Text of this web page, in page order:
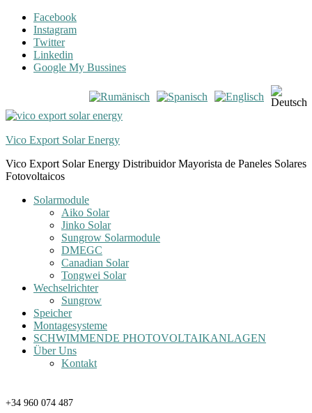
Skip
navigation
Skip
content
Facebook
Instagram
Twitter
Linkedin
Google My Bussines
Vico Export Solar Energy
Vico Export Solar Energy Distribuidor Mayorista de Paneles Solares
Fotovoltaicos
Toggle
navigation
Solarmodule
Aiko Solar
Jinko Solar
Sungrow Solarmodule
DMEGC
Canadian Solar
Tongwei Solar
Wechselrichter
Sungrow
Speicher
Montagesysteme
SCHWIMMENDE PHOTOVOLTAIKANLAGEN
Über Uns
Kontakt
Teléfono
+34 960 074 487